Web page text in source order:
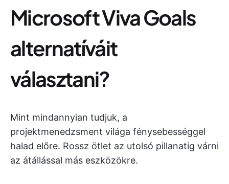
Microsoft Viva Goals
alternatíváit
választani?
Mint mindannyian tudjuk, a
projektmenedzsment világa fénysebességgel
halad előre. Rossz ötlet az utolsó pillanatig várni
az átállással más eszközökre.